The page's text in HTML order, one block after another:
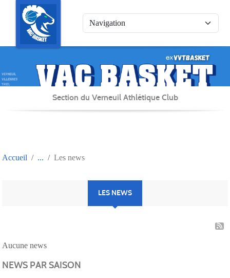
Section du Verneuil Athlétique Club
Accueil Les news
LES NEWS
Aucune news
NEWS PAR SAISON
Panneau de gestion des cookies